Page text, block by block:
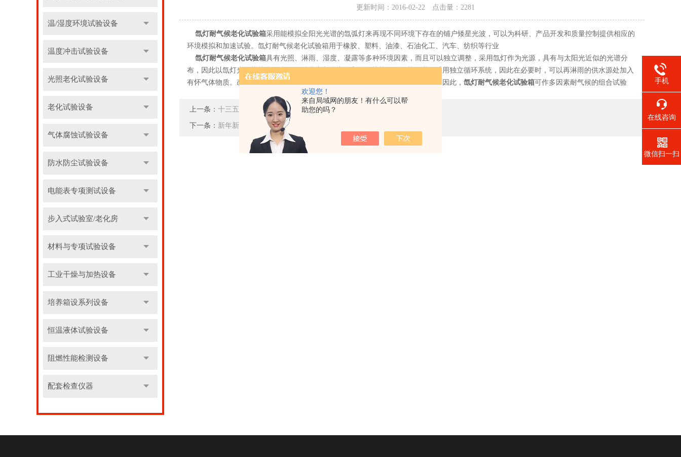
欢迎您！
来自局域网的朋友！有什么可以帮
助您的吗？
温/湿度环境试验设备
温度冲击试验设备
光照老化试验设备
老化试验设备
气体腐蚀试验设备
防水防尘试验设备
电能表专项测试设备
步入式试验室/老化房
材料与专项试验设备
工业干燥与加热设备
培养箱设系列设备
恒温液体试验设备
阻燃性能检测设备
配套检查仪器
更新时间：2016-02-22 点击量： 2281
氙灯耐气候老化试验箱采用能模拟全阳光光谱的氙弧灯来再现不同环境下存在的铺户矮星光波，可以为科研、产品开发和质量控制提供相应的
环境模拟和加速试验。氙灯耐气候老化试验箱用于橡胶、塑料、油漆、石油化工、汽车、纺织等行业
氙灯耐气候老化试验箱具有光照、淋雨、湿度、凝露等多种环境因素，而且可以独立调整，采用氙灯作为光源，具有与太阳光近似的光谱分
布，因此以氙灯光源模拟太阳光。同时温度和湿度较宽的调节范围工调节，淋雨采用独立循环系统，因此在必要时，可以再淋雨的供水源处加入
有怀气体物质。改变样架冷却水温，可以调整试样表面的凝露量及试样表面温度，因此， 氙灯耐气候老化试验箱可作多因素耐气候的组合试验
上一条： 十三五规划推动我国仪器仪表行业走箱标准化建设道路
下一条： 新年新气象，奥科新年迎来开门红
手机
在线咨询
微信扫一扫